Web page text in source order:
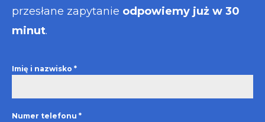
przesłane zapytanie odpowiemy już w 30
minut.
Imię i nazwisko *
Numer telefonu *